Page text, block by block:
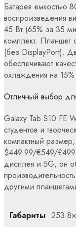
Батарея емкостью
воспроизведения
45 Вт (65% за 35
комплект.
(без DisplayPort).
обеспечивают
охлаждения на
Отличный выбор
Galaxy Tab S10 FE
студентов и
компактный
$449.99/€549/£499.
дисплея и 5G, он
другими
Габариты